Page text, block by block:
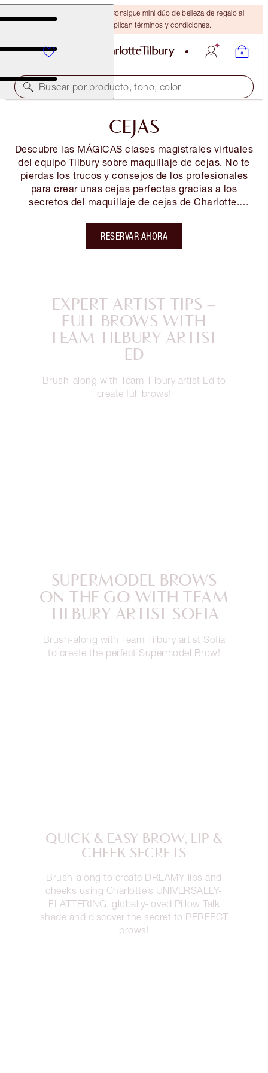
¡ÚLTIMA OPORTUNIDAD! Consigue mini dúo de belleza de regalo al
gastar $110 Se aplican términos y condiciones.
Buscar por producto, tono, color
CEJAS
Descubre las MÁGICAS clases magistrales virtuales
del equipo Tilbury sobre maquillaje de cejas. No te
pierdas los trucos y consejos de los profesionales
para crear unas cejas perfectas gracias a los
secretos del maquillaje de cejas de Charlotte.
y acceder a CONSEJOS, TRUCOS y SECRETOS DE
RESERVAR AHORA
EXPERT ARTIST TIPS –
FULL BROWS WITH
TEAM TILBURY ARTIST
ED
Brush-along with Team Tilbury artist Ed to
create full brows!
SUPERMODEL BROWS
ON THE GO WITH TEAM
TILBURY ARTIST SOFIA
Brush-along with Team Tilbury artist Sofia
to create the perfect Supermodel Brow!
QUICK & EASY BROW, LIP &
CHEEK SECRETS
Brush-along to create DREAMY lips and
cheeks using Charlotte’s UNIVERSALLY-
FLATTERING, globally-loved Pillow Talk
shade and discover the secret to PERFECT
brows!